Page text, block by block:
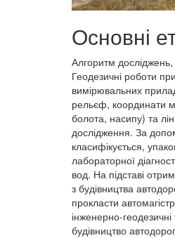
Основні
Алгоритм
Геодезичні роботи
вимірювальних
рельєф, координати
болота, насипу) та
дослідження. За
класифікується,
лабораторної
вод. На підставі
з будівництва
прокласти
інженерно-
будівництво